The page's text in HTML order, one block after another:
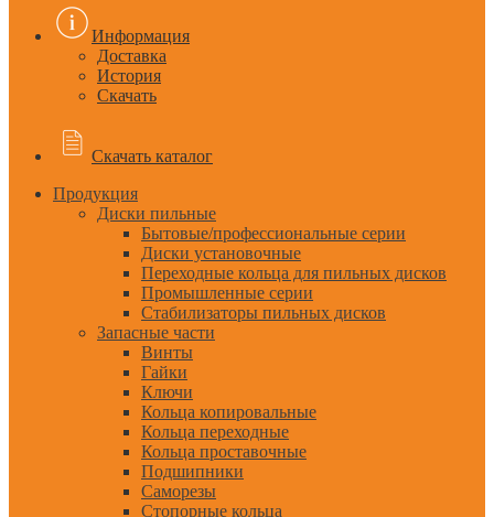
Информация
Доставка
История
Скачать
Скачать каталог
Продукция
Диски пильные
Бытовые/профессиональные серии
Диски установочные
Переходные кольца для пильных дисков
Промышленные серии
Стабилизаторы пильных дисков
Запасные части
Винты
Гайки
Ключи
Кольца копировальные
Кольца переходные
Кольца проставочные
Подшипники
Саморезы
Стопорные кольца